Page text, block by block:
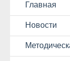
Главная
Новости